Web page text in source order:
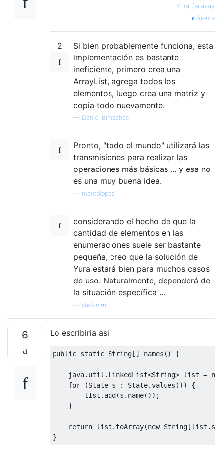
— Yura Galavay
fuente
2
Si bien probablemente funciona, esta
implementación es bastante
ineficiente, primero crea una
ArrayList, agrega todos los
elementos, luego crea una matriz y
copia todo nuevamente.
— Daniel Bimschas
Pronto, "todo el mundo" utilizará las
transmisiones para realizar las
operaciones más básicas ... y esa no
es una muy buena idea.
marcolopes
considerando el hecho de que la
cantidad de elementos en las
enumeraciones suele ser bastante
pequeña, creo que la solución de
Yura estará bien para muchos casos
de uso. Naturalmente, dependerá de
la situación específica ...
stefan.m
6 Lo escribiria asi
public static String[] names () {
    java
. util . LinkedList<String> list =
for
(State s : State.values ())
{
        list
. add(s . name());
}
return list .toArray(new String[list .
}